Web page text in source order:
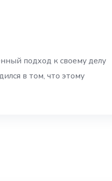
подход к своему делу
в том, что этому